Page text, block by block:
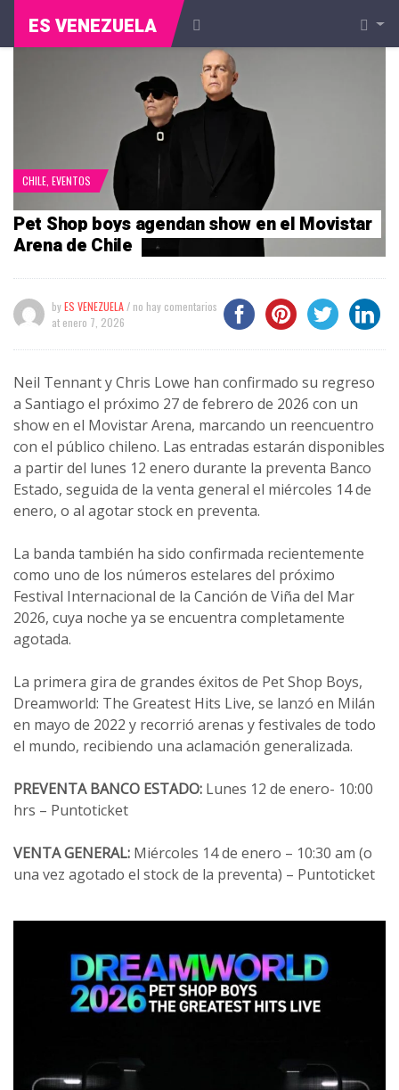
ES VENEZUELA
CHILE EVENTOS
Pet Shop boys agendan show en el Movistar
Arena de Chile
byES VENEZUELA / no hay comentarios
at enero 7, 2026
Neil Tennant y Chris Lowe han confirmado su regreso
a Santiago el próximo 27 de febrero de 2026 con un
show en el Movistar Arena, marcando un reencuentro
con el público chileno. Las entradas estarán disponibles
a partir del lunes 12 enero durante la preventa Banco
Estado, seguida de la venta general el miércoles 14 de
enero, o al agotar stock en preventa.
La banda también ha sido confirmada recientemente
como uno de los números estelares del próximo
Festival Internacional de la Canción de Viña del Mar
2026, cuya noche ya se encuentra completamente
agotada.
La primera gira de grandes éxitos de Pet Shop Boys,
Dreamworld: The Greatest Hits Live, se lanzó en Milán
en mayo de 2022 y recorrió arenas y festivales de todo
el mundo, recibiendo una aclamación generalizada.
PREVENTA BANCO ESTADO: Lunes 12 de enero- 10:00
hrs – Puntoticket
VENTA GENERAL: Miércoles 14 de enero – 10:30 am (o
una vez agotado el stock de la preventa) – Puntoticket